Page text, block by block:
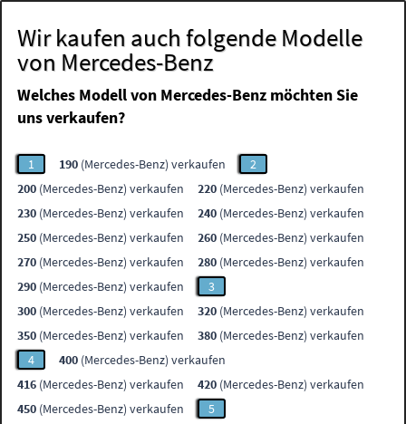
Wir kaufen auch folgende Modelle
von Mercedes-Benz
Welches Modell von Mercedes-Benz möchten Sie
uns verkaufen?
1 190 (Mercedes-Benz) verkaufen
2
200 (Mercedes-Benz) verkaufen 220 (Mercedes-Benz) verkaufen
230 (Mercedes-Benz) verkaufen 240 (Mercedes-Benz) verkaufen
250 (Mercedes-Benz) verkaufen 260 (Mercedes-Benz) verkaufen
270 (Mercedes-Benz) verkaufen 280 (Mercedes-Benz) verkaufen
290 (Mercedes-Benz) verkaufen
3
300 (Mercedes-Benz) verkaufen 320 (Mercedes-Benz) verkaufen
350 (Mercedes-Benz) verkaufen 380 (Mercedes-Benz) verkaufen
4
400 (Mercedes-Benz) verkaufen
416 (Mercedes-Benz) verkaufen 420 (Mercedes-Benz) verkaufen
450 (Mercedes-Benz) verkaufen
5